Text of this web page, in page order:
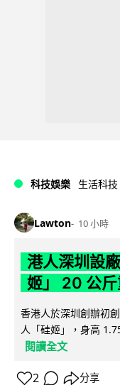
科技娛樂 生活科技
Lawton 10 小時
港人深圳設
姬」 20 公
香港人於深圳創辦初
人「硅姬」，身高
閱讀全文
2 分享